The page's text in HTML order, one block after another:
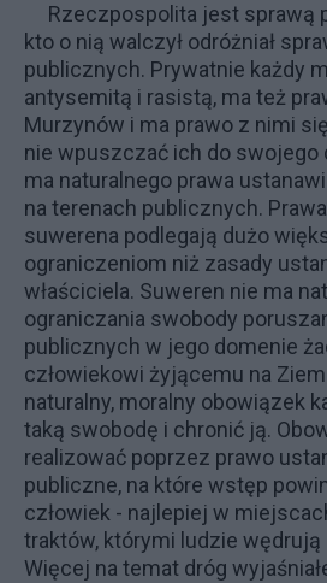
Rzeczpospolita jest sprawą
kto o nią walczył odróżniał
publicznych. Prywatnie każdy
antysemitą i rasistą, ma też
Murzynów i ma prawo z nimi
nie wpuszczać ich do swojego
ma naturalnego prawa
na terenach publicznych.
suwerena podlegają dużo
ograniczeniom niż zasady
właściciela. Suweren nie ma
ograniczania swobody
publicznych w jego domenie
człowiekowi żyjącemu na
naturalny, moralny obowiązek
taką swobodę i chronić ją.
realizować poprzez prawo
publiczne, na które wstęp
człowiek - najlepiej w
traktów, którymi ludzie wędrują
Więcej na temat dróg